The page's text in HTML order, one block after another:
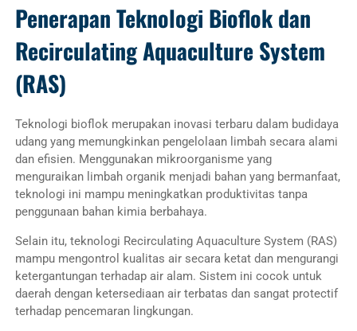
Penerapan Teknologi Bioflok dan
Recirculating Aquaculture System
(RAS)
Teknologi bioflok merupakan inovasi terbaru dalam budidaya
udang yang memungkinkan pengelolaan limbah secara alami
dan efisien. Menggunakan mikroorganisme yang
menguraikan limbah organik menjadi bahan yang bermanfaat,
teknologi ini mampu meningkatkan produktivitas tanpa
penggunaan bahan kimia berbahaya.
Selain itu, teknologi Recirculating Aquaculture System (RAS)
mampu mengontrol kualitas air secara ketat dan mengurangi
ketergantungan terhadap air alam. Sistem ini cocok untuk
daerah dengan ketersediaan air terbatas dan sangat protectif
terhadap pencemaran lingkungan.